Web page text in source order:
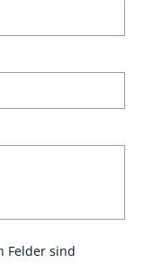
Felder sind